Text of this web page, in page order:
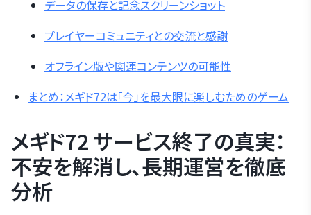
データの保存と記念スクリーンショット
プレイヤーコミュニティとの交流と感謝
オフライン版や関連コンテンツの可能性
まとめ：メギド72は「今」を最大限に楽しむためのゲーム
メギド72 サービス終了の真実：
不安を解消し、長期運営を徹底
分析